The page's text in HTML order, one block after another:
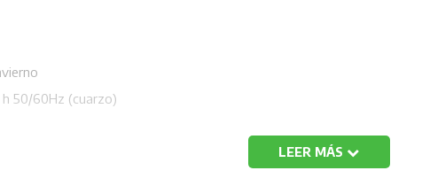
h 50/60Hz (cuarzo)
LEER MÁS